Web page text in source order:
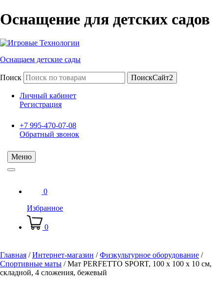
Оснащение для детских садов
Оснащаем детские сады
Поиск ПоискСайт2
Личный кабинет
Регистрация
+7 995-470-07-08
Обратный звонок
Меню
0
Избранное
0
Главная /Интернет-магазин /Физкультурное оборудование /
Спортивные маты /Мат PERFETTO SPORT, 100 х 100 х 10 см,
складной, 4 сложения, бежевый